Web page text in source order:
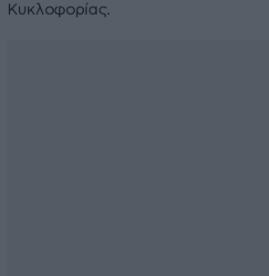
Κυκλοφορίας.